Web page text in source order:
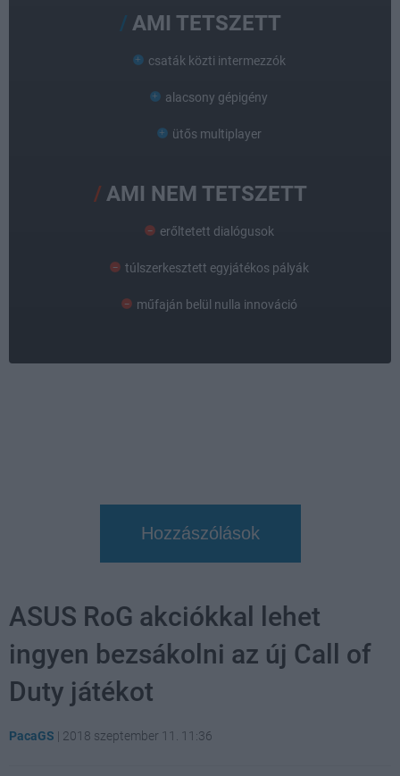
AMI TETSZETT
csaták közti intermezzók
alacsony gépigény
ütős multiplayer
AMI NEM TETSZETT
erőltetett dialógusok
túlszerkesztett egyjátékos pályák
műfaján belül nulla innováció
Hozzászólások
ASUS RoG akciókkal lehet
ingyen bezsákolni az új Call of
Duty játékot
PacaGS | 2018 szeptember 11. 11:36